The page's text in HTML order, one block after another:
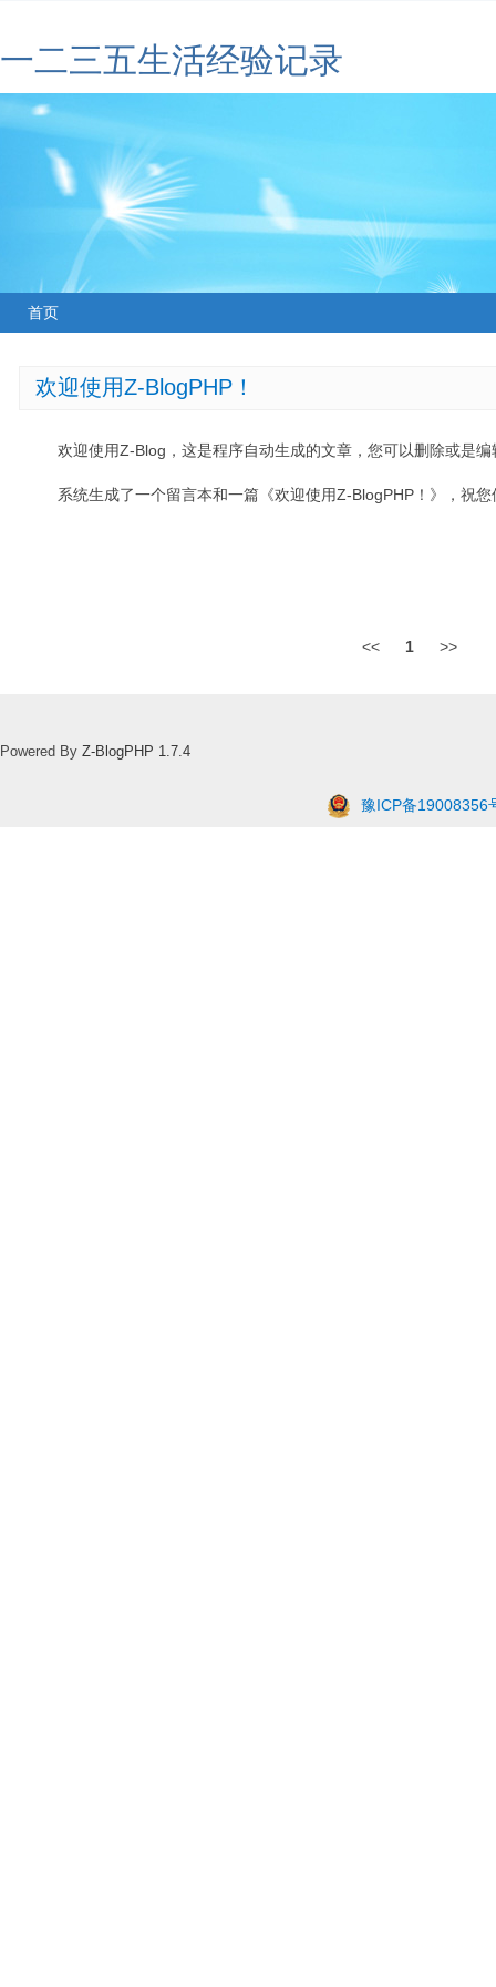
一二三五生活经验记录
首页
欢迎使用Z-BlogPHP！
欢迎使用Z-Blog，这是程序自动生成的文章，您可以删除或是编
系统生成了一个留言本和一篇《欢迎使用Z-BlogPHP！》，祝
<< 1 >>
Powered By Z-BlogPHP 1.7.4
豫ICP备19008356